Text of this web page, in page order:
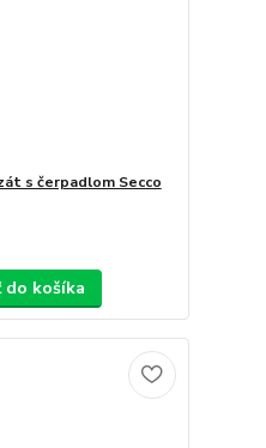
s čerpadlom Secco
do košíka